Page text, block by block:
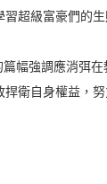
超級富豪們的生
幅強調應消弭
衛自身權益，